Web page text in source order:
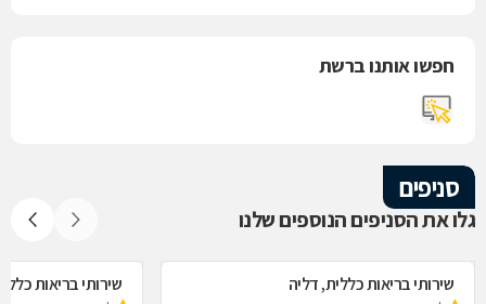
חפשו אותנו ברשת
סניפים
גלו את הסניפים הנוספים שלנו
שירותי בריאות כללית, דליה שירותי בריאות